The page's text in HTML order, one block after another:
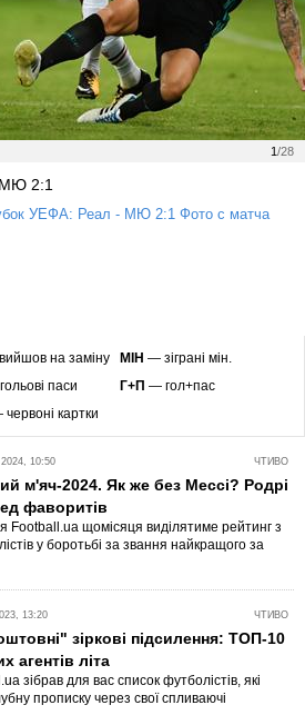
1/28
2:1
УЕФА: Реал - МЮ 2:1 Фото с матча
на заміну МІН — зіграні мін.
паси Г+П — гол+пас
картки
ЧТИВО
10:50
м'яч-2024. Як же без Мессі? Родрі
фаворитів
Football.ua щомісяця виділятиме рейтинг з
у боротьбі за звання найкращого за
ЧТИВО
13:20
зіркові підсилення: ТОП-10
агентів літа
зібрав для вас список футболістів, які
прописку через свої спливаючі